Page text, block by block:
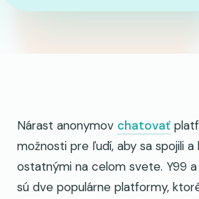
Nárast anonymov chatovať
možnosti pre ľudí, aby sa spojili a
ostatnými na celom svete. Y99
sú dve populárne platformy,